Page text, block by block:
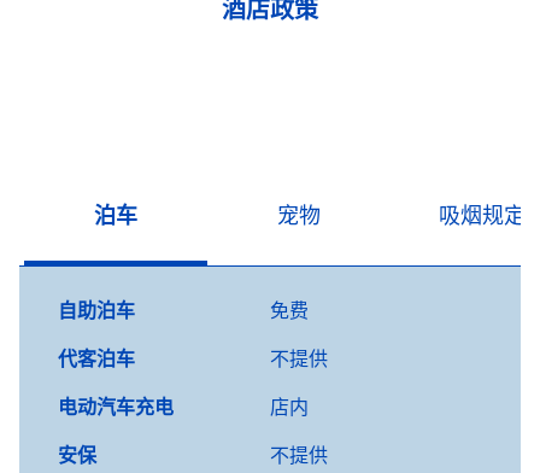
酒店政策
泊车 宠物 吸烟规定
自助泊车
免费
代客泊车
不提供
电动汽车充电
店内
安保
不提供